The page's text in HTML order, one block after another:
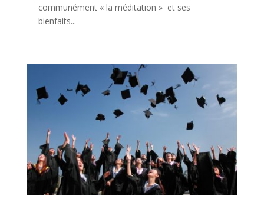
communément « la méditation » et ses
bienfaits...